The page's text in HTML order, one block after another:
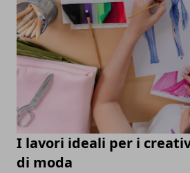
I lavori ideali per i
di moda